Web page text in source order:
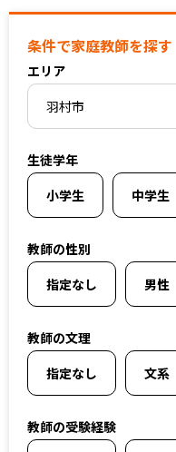
条件で家庭教師を探す
エリア
羽村市
生徒学年
小学生
中学生
教師の性別
指定なし
男性
教師の文理
指定なし
文系
教師の受験経験
大阪府
兵庫県
オンライン家庭教